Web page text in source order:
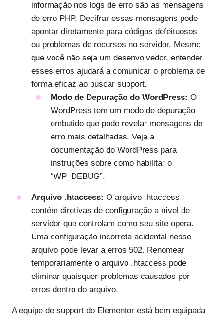
informação nos logs de erro são as mensagens
de erro PHP. Decifrar essas mensagens pode
apontar diretamente para códigos defeituosos
ou problemas de recursos no servidor. Mesmo
que você não seja um desenvolvedor, entender
esses erros ajudará a comunicar o problema de
forma eficaz ao buscar support.
Modo de Depuração do WordPress: O
WordPress tem um modo de depuração
embutido que pode revelar mensagens de
erro mais detalhadas. Veja a
documentação do WordPress para
instruções sobre como habilitar o
“WP_DEBUG”.
Arquivo .htaccess: O arquivo .htaccess
contém diretivas de configuração a nível de
servidor que controlam como seu site opera.
Uma configuração incorreta acidental nesse
arquivo pode levar a erros 502. Renomear
temporariamente o arquivo .htaccess pode
eliminar quaisquer problemas causados por
erros dentro do arquivo.
A equipe de support do Elementor está bem equipada